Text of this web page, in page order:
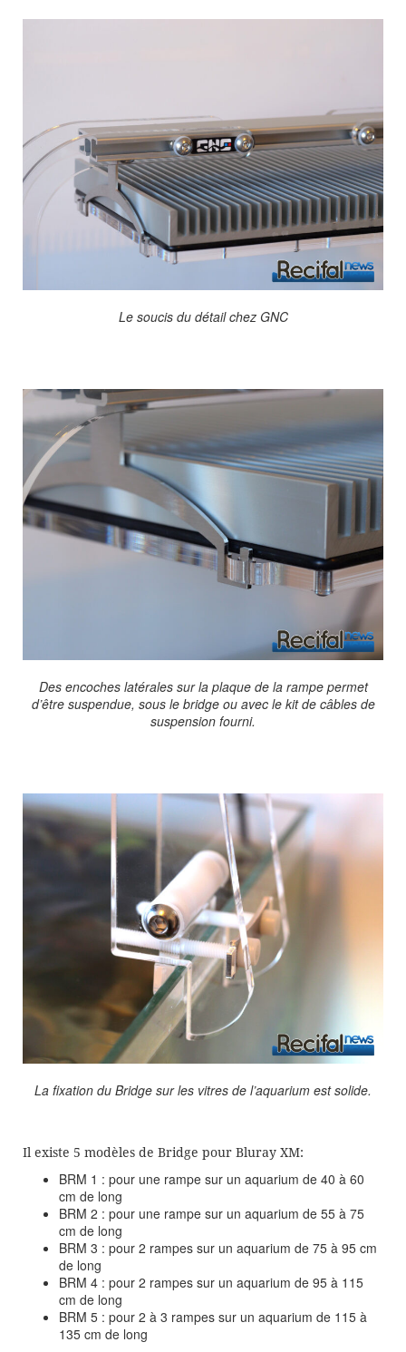
Le soucis du détail chez GNC
Des encoches latérales sur la plaque de la rampe permet
d’être suspendue, sous le bridge ou avec le kit de câbles de
suspension fourni.
La fixation du Bridge sur les vitres de l’aquarium est solide.
Il existe 5 modèles de Bridge pour Bluray XM:
BRM 1 : pour une rampe sur un aquarium de 40 à 60
cm de long
BRM 2 : pour une rampe sur un aquarium de 55 à 75
cm de long
BRM 3 : pour 2 rampes sur un aquarium de 75 à 95 cm
de long
BRM 4 : pour 2 rampes sur un aquarium de 95 à 115
cm de long
BRM 5 : pour 2 à 3 rampes sur un aquarium de 115 à
135 cm de long